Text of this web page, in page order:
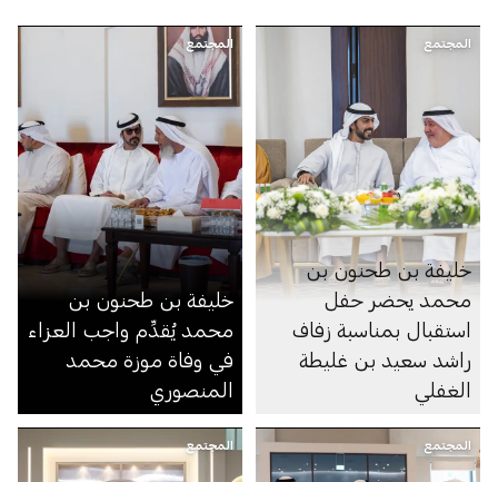
المجتمع
خليفة بن طحنون بن
محمد يحضر حفل
استقبال بمناسبة زفاف
راشد سعيد بن غليطة
الغفلي
المجتمع
خليفة بن طحنون بن
محمد يُقدِّم واجب العزاء
في وفاة موزة محمد
المنصوري
المجتمع المجتمع